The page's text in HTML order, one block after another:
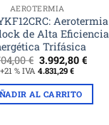
AEROTERMIA
Aerotermia
de Alta Eficiencia
Trifásica
€ El
precio
original
era:
5.704,00 €.
3.992,80€El
es:
+21 % IVA4.831,29€
AL CARRITO